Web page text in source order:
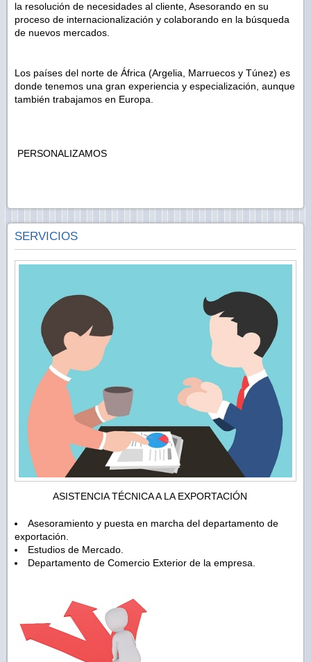
la resolución de necesidades al cliente, Asesorando en su
proceso de internacionalización y colaborando en la búsqueda
de nuevos mercados.
Los países del norte de África (Argelia, Marruecos y Túnez) es
donde tenemos una gran experiencia y especialización, aunque
también trabajamos en Europa.
PERSONALIZAMOS
SERVICIOS
ASISTENCIA TÉCNICA A LA EXPORTACIÓN
Asesoramiento y puesta en marcha del departamento de
exportación.
Estudios de Mercado.
Departamento de Comercio Exterior de la empresa.